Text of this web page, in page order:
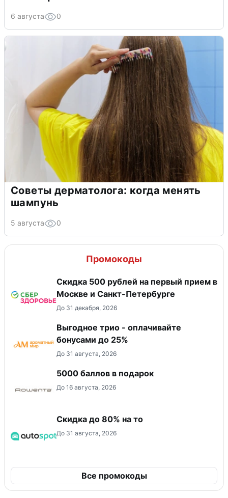
6 августа 0
Советы дерматолога: когда менять
шампунь
5 августа 0
Промокоды
Скидка 500 рублей на первый прием в
Москве и Санкт-Петербурге
До 31 декабря, 2026
Выгодное трио - оплачивайте
бонусами до 25%
До 31 августа, 2026
5000 баллов в подарок
До 16 августа, 2026
Скидка до 80% на то
До 31 августа, 2026
Все промокоды